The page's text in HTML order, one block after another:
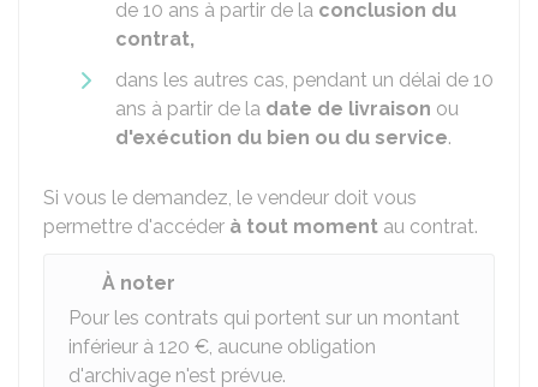
de 10 ans à partir de la conclusion du
contrat,
dans les autres cas, pendant un délai de 10
ans à partir de la date de livraison ou
d'exécution du bien ou du service.
Si vous le demandez, le vendeur doit vous
permettre d'accéder à tout moment au contrat.
À noter
Pour les contrats qui portent sur un montant
inférieur à 120 €, aucune obligation
d'archivage n'est prévue.